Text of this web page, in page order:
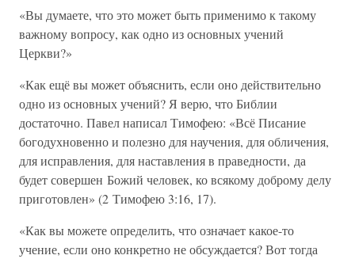
«Вы думаете, что это может быть применимо к такому
важному вопросу, как одно из основных учений
Церкви?»
«Как ещё вы может объяснить, если оно действительно
одно из основных учений? Я верю, что Библии
достаточно. Павел написал Тимофею: «Всё Писание
богодухновенно и полезно для научения, для обличения,
для исправления, для наставления в праведности, да
будет совершен Божий человек, ко всякому доброму делу
приготовлен» (2 Тимофею 3:16, 17).
«Как вы можете определить, что означает какое-то
учение, если оно конкретно не обсуждается? Вот тогда